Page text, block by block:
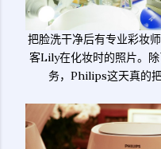
把脸洗干净后有专业彩妆
客Lily在化妆时的照片。
务，Philips这天真的